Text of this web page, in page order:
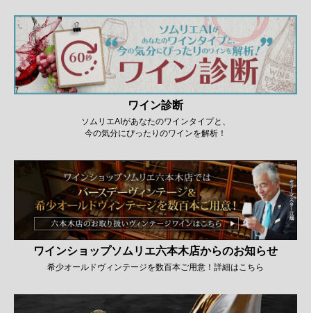
ワイン診断
ソムリエAIがあなたのワインタイプと、
今の気分にぴったりのワインを解析！
ワインショップソムリエ六本木店からのお知らせ
希少オールドヴィンテージを数百本ご用意！詳細はこちら